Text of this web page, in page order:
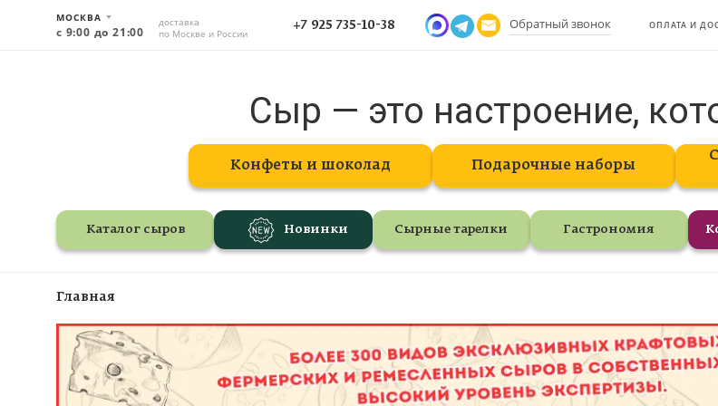
МОСКВА
с 9:00 до 21:00
доставка
по Москве и России
+7 925 735-10-38 Обратный звонок ОПЛАТА И
Сыр — это настроение,
Конфеты и шоколад Подарочные наборы
Каталог сыров Новинки Сырные тарелки Гастрономия
Главная